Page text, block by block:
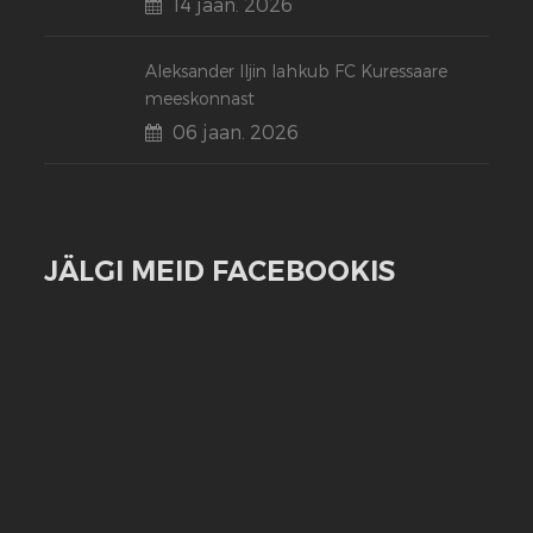
Aleksander Iljin lahkub FC Kuressaare
meeskonnast
06 jaan. 2026
JÄLGI MEID FACEBOOKIS